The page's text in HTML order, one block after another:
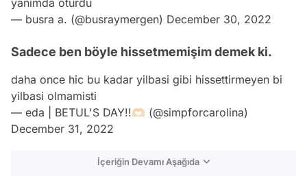
yanımda oturdu
— busra a. (@busraymergen) December 30, 2022
Sadece ben böyle hissetmemişim demek ki.
daha once hic bu kadar yilbasi gibi hissettirmeyen bi
yilbasi olmamisti
— eda | BETUL'S DAY!!🫶🏻 (@simpforcarolina)
December 31, 2022
İçeriğin Devamı Aşağıda